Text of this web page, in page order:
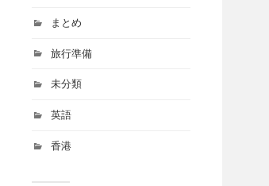
まとめ
旅行準備
未分類
英語
香港